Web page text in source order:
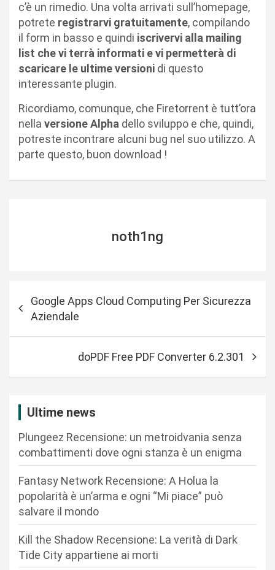
c’è un rimedio. Una volta arrivati sull’homepage,
potrete registrarvi gratuitamente, compilando
il form in basso e quindi iscrivervi alla mailing
list che vi terrà informati e vi permetterà di
scaricare le ultime versioni di questo
interessante plugin.
Ricordiamo, comunque, che Firetorrent è tutt’ora
nella versione Alpha dello sviluppo e che, quindi,
potreste incontrare alcuni bug nel suo utilizzo. A
parte questo, buon download !
noth1ng
Google Apps Cloud Computing Per Sicurezza
Aziendale
doPDF Free PDF Converter 6.2.301
Ultime news
Plungeez Recensione: un metroidvania senza
combattimenti dove ogni stanza è un enigma
Fantasy Network Recensione: A Holua la
popolarità è un’arma e ogni “Mi piace” può
salvare il mondo
Kill the Shadow Recensione: La verità di Dark
Tide City appartiene ai morti